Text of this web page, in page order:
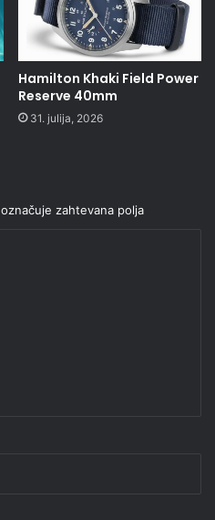
Hamilton Khaki Field Power
Reserve 40mm
31. julija, 2026
označuje zahtevana polja